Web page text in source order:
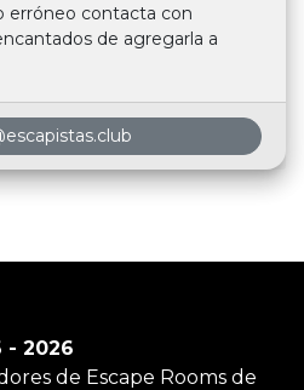
erróneo contacta con
de agregarla a
- 2026
de Escape Rooms de